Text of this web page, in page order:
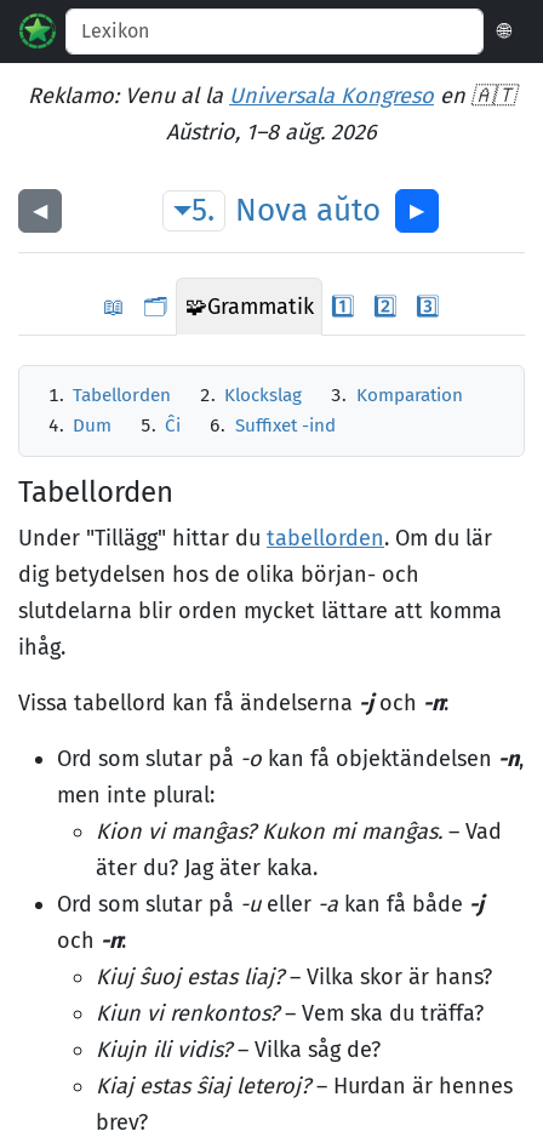
🌐
Reklamo: Venu al la Universala Kongreso en 🇦🇹
Aŭstrio, 1–8 aŭg. 2026
◀︎ 5. Nova aŭto ▶︎
📖 🗂️ 🧩Grammatik 1️⃣ 2️⃣ 3️⃣
Tabellorden Klockslag
Komparation
Dum
Ĉi Suffixet -ind
Tabellorden
Under "Tillägg" hittar du tabellorden. Om du lär
dig betydelsen hos de olika början- och
slutdelarna blir orden mycket lättare att komma
ihåg.
Vissa tabellord kan få ändelserna -joch -n:
Ord som slutar på -o kan få objektändelsen -n,
men inte plural:
Kion vi manĝas? Kukon mi manĝas. – Vad
äter du? Jag äter kaka.
Ord som slutar på -ueller -a kan få både -j
och -n:
Kiuj ŝuoj estas liaj?– Vilka skor är hans?
Kiun vi renkontos?– Vem ska du träffa?
Kiujn ili vidis?– Vilka såg de?
Kiaj estas ŝiaj leteroj?– Hurdan är hennes
brev?